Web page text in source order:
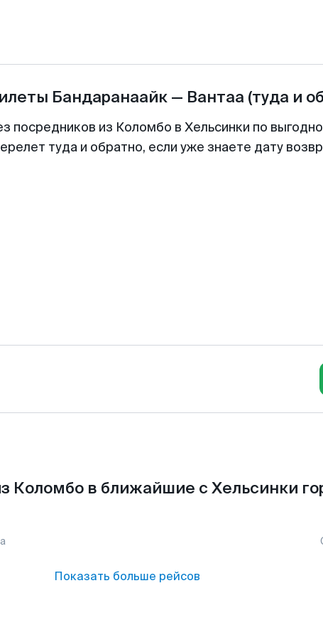
Бандаранаайк— Вантаа (туда и
посредников из Коломбо в Хельсинки по
туда и обратно, если уже знаете дату
Коломбо в ближайшие с Хельсинки
Показать больше рейсов